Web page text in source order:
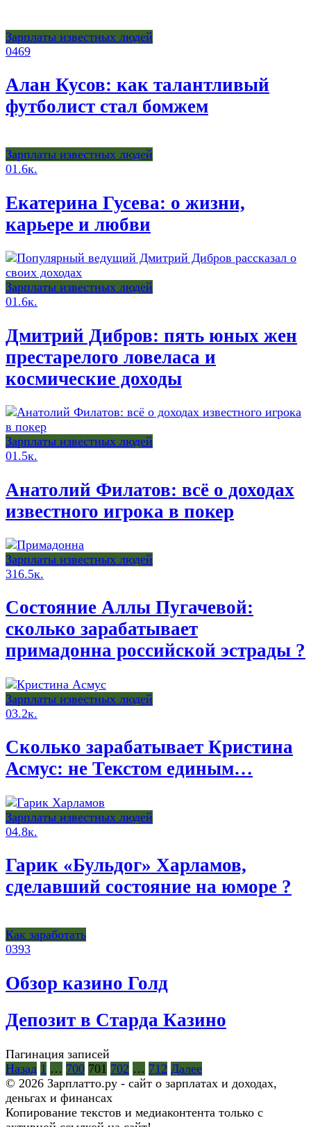
Зарплаты известных людей
0469
Алан Кусов: как талантливый
футболист стал бомжем
Зарплаты известных людей
01.6к.
Екатерина Гусева: о жизни,
карьере и любви
Зарплаты известных людей
01.6к.
Дмитрий Дибров: пять юных жен
престарелого ловеласа и
космические доходы
Зарплаты известных людей
01.5к.
Анатолий Филатов: всё о доходах
известного игрока в покер
Зарплаты известных людей
316.5к.
Состояние Аллы Пугачевой:
сколько зарабатывает
примадонна российской эстрады ?
Зарплаты известных людей
03.2к.
Сколько зарабатывает Кристина
Асмус: не Текстом единым…
Зарплаты известных людей
04.8к.
Гарик «Бульдог» Харламов,
сделавший состояние на юморе ?
Как заработать
0393
Обзор казино Голд
Депозит в Старда Казино
Пагинация записей
Назад 1 … 700 701 702 … 712 Далее
© 2026 Зарплатто.ру - сайт о зарплатах и доходах,
деньгах и финансах
Копирование текстов и медиаконтента только с